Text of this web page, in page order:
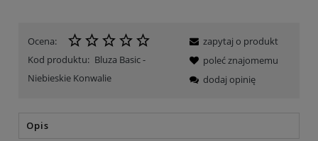
Ocena:
Kod produktu: Bluza Basic -
Niebieskie Konwalie
zapytaj o produkt
poleć znajomemu
dodaj opinię
Opis